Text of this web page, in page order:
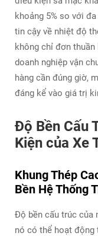
khoảng 5% so với
tin cậy về nhiệt độ
không chỉ đơn
doanh nghiệp vận
hàng cần đúng giờ,
đáng kể vào giá trị
Độ Bền Cấu
Kiện của Xe
Khung Thép
Bền Hệ Thống
Độ bền cấu trúc của
nó có thể hoạt